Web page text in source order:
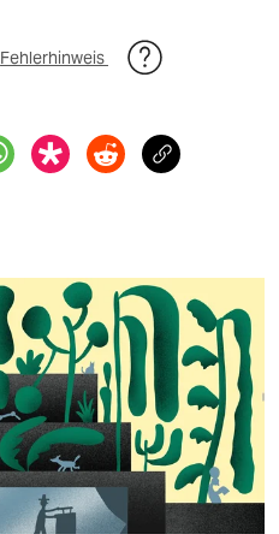
Fehlerhinweis